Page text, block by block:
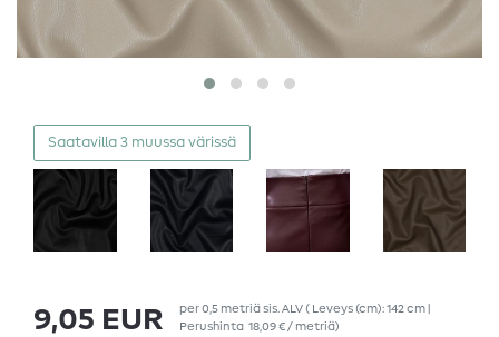
Saatavilla 3 muussa värissä
9,05 EUR per0,5 metriäsis. ALV( Leveys (cm): 142 cm |
Perushinta 18,09 € / metriä)